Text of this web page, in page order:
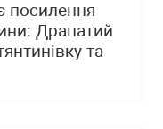
посилення
Драпатий
та